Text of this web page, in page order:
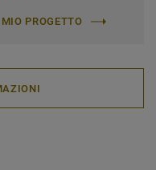
PROGETTO